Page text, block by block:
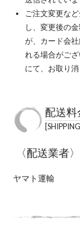
ご注文変更な
し、変更後の
が、カード会
れる場合がご
にて、お取り
配送料
〈配送業者〉
ヤマト運輸